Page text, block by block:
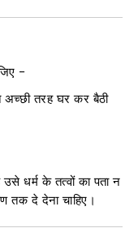
−
अच्छी तरह घर कर बैठी
धर्म के तत्वों का पता न
तक दे देना चाहिए।